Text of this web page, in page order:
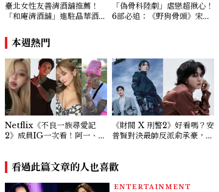
臺北女性友善清酒舖推薦！
「和庵清酒舖」進駐晶華酒
180元起輕鬆微醺
「偽骨科陸劇」虐戀超揪心！
6部必追：《野狗骨頭》宋威
本週熱門
Netflix《不良一族尋愛記
2》成員IG一次看！阿一、彩
《財閥 X 刑警2》好看嗎？安
普賢對決最帥反派俞承豪，鄭
來了，這次能玩多大？
看過此篇文章的人也喜歡
ENTERTAINMENT